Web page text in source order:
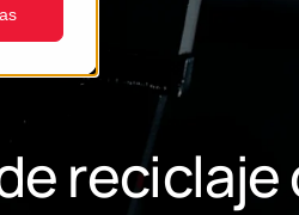
reciclaje